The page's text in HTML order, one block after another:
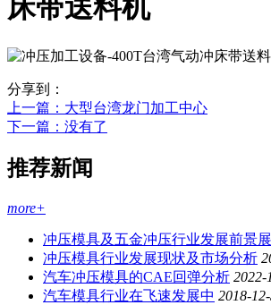
床带送料机
分享到：
上一篇 ：大型台湾龙门加工中心
下一篇 ：没有了
推荐新闻
more+
冲压模具及五金冲压行业发展前景
冲压模具行业发展现状及市场分析
汽车冲压模具的CAE回弹分析 2022-
汽车模具行业在飞速发展中 2018-